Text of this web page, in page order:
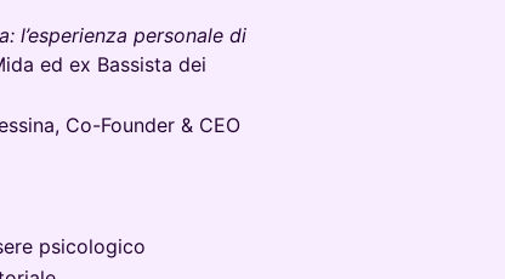
l’esperienza personale di
ed ex Bassista dei
Co-Founder & CEO
psicologico